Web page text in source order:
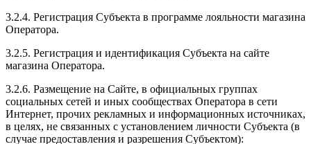
3.2.4. Регистрация Субъекта в программе лояльности магазина
Оператора.
3.2.5. Регистрация и идентификация Субъекта на сайте
магазина Оператора.
3.2.6. Размещение на Сайте, в официальных группах
социальных сетей и иных сообществах Оператора в сети
Интернет, прочих рекламных и информационных источниках,
в целях, не связанных с установлением личности Субъекта (в
случае предоставления и разрешения Субъектом):